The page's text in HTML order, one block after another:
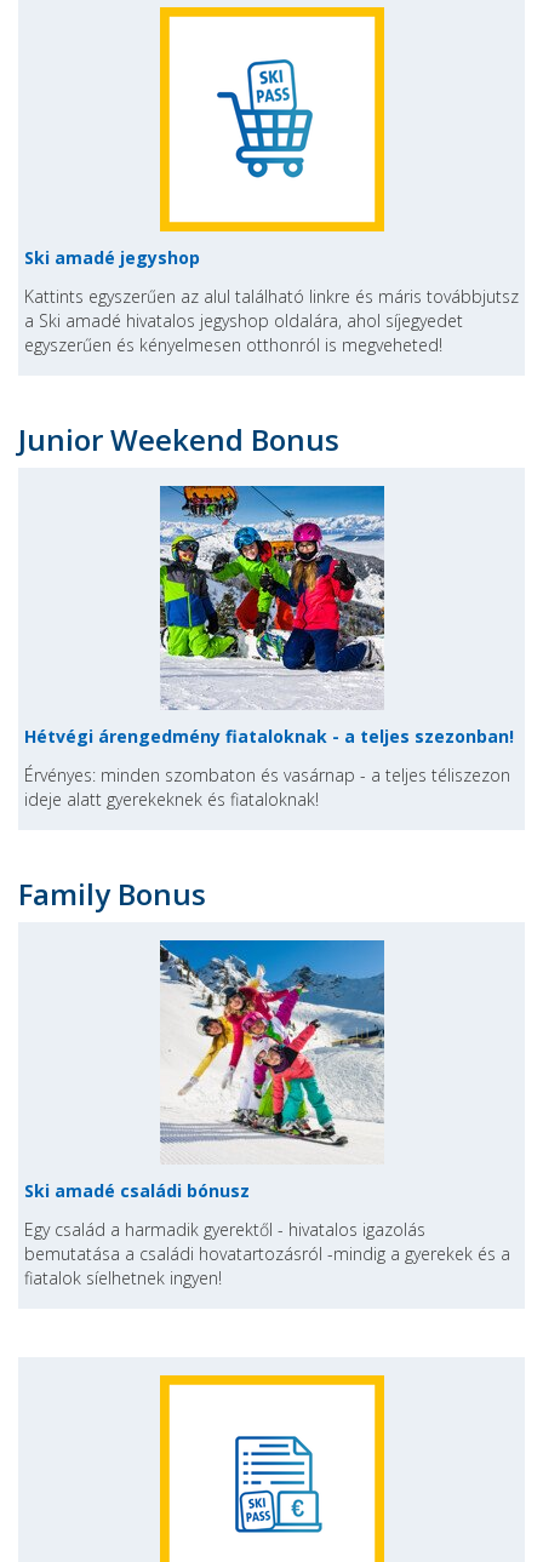
Ski amadé jegyshop
Kattints egyszerűen az alul található linkre és máris továbbjutsz
a Ski amadé hivatalos jegyshop oldalára, ahol síjegyedet
egyszerűen és kényelmesen otthonról is megveheted!
Junior Weekend Bonus
Hétvégi árengedmény fiataloknak - a teljes szezonban!
Érvényes: minden szombaton és vasárnap - a teljes téliszezon
ideje alatt gyerekeknek és fiataloknak!
Family Bonus
Ski amadé családi bónusz
Egy család a harmadik gyerektől - hivatalos igazolás
bemutatása a családi hovatartozásról -mindig a gyerekek és a
fiatalok síelhetnek ingyen!